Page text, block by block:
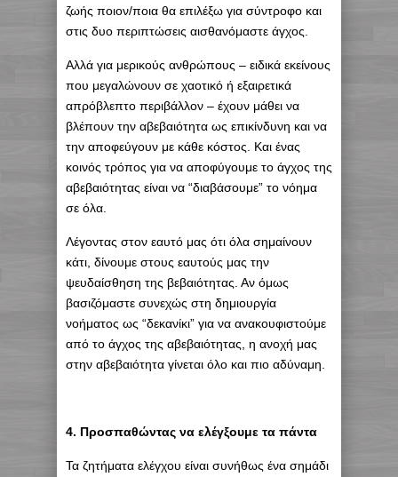
ζωής ποιον/ποια θα επιλέξω για σύντροφο και
στις δυο περιπτώσεις αισθανόμαστε άγχος.
Αλλά για μερικούς ανθρώπους – ειδικά εκείνους
που μεγαλώνουν σε χαοτικό ή εξαιρετικά
απρόβλεπτο περιβάλλον – έχουν μάθει να
βλέπουν την αβεβαιότητα ως επικίνδυνη και να
την αποφεύγουν με κάθε κόστος. Και ένας
κοινός τρόπος για να αποφύγουμε το άγχος της
αβεβαιότητας είναι να “διαβάσουμε” το νόημα
σε όλα.
Λέγοντας στον εαυτό μας ότι όλα σημαίνουν
κάτι, δίνουμε στους εαυτούς μας την
ψευδαίσθηση της βεβαιότητας. Αν όμως
βασιζόμαστε συνεχώς στη δημιουργία
νοήματος ως “δεκανίκι” για να ανακουφιστούμε
από το άγχος της αβεβαιότητας, η ανοχή μας
στην αβεβαιότητα γίνεται όλο και πιο αδύναμη.
4. Προσπαθώντας να ελέγξουμε τα πάντα
Τα ζητήματα ελέγχου είναι συνήθως ένα σημάδι